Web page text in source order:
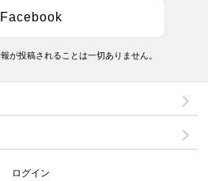
Facebook
が投稿されることは一切ありません。
ログイン